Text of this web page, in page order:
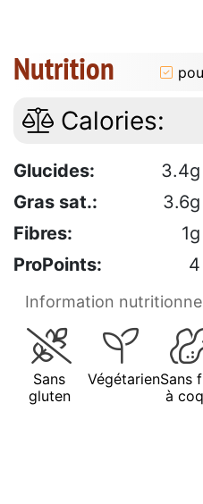
Nutrition
Calories:
Glucides: 3.4g
Gras sat.:
3.6g
Fibres:
1g
ProPoints:
4
Information
Sans
gluten
VégétarienSans
à